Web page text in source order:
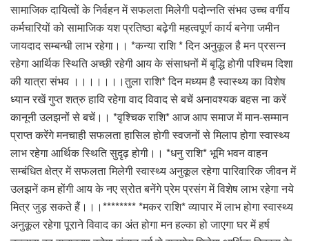
सामाजिक दायित्वों के निर्वहन में सफलता मिलेगी पदोन्नति संभव उच्च वर्गीय
कर्मचारियों को सामाजिक यश प्रतिष्ठा बढ़ेगी महत्वपूर्ण कार्य बनेगा जमीन
जायदाद सम्बन्धी लाभ रहेगा।। *कन्या राशि * दिन अनुकूल है मन प्रसन्न
रहेगा आर्थिक स्थिति अच्छी रहेगी आय के संसाधनों में बृद्धि होगी पश्चिम दिशा
की यात्रा संभव ।।।।।।।तुला राशि* दिन मध्यम है स्वास्थ्य का विशेष
ध्यान रखें गुप्त शत्रु हावि रहेगा वाद विवाद से बचें अनावश्यक बहस ना करें
कानूनी उलझनों से बचें।। *वृश्चिक राशि* आज आप समाज में मान-सम्मान
प्राप्त करेंगे मनचाही सफलता हासिल होगी स्वजनों से मिलाप होगा स्वास्थ्य
लाभ रहेगा आर्थिक स्थिति सुदृढ़ होगी।। *धनु राशि* भूमि भवन वाहन
सम्बंधित क्षेत्र में सफलता मिलेगी स्वास्थ्य अनुकूल रहेगा पारिवारिक जीवन में
उलझनें कम होंगी आय के नए स्रोत बनेंगे प्रेम प्रसंग में विशेष लाभ रहेगा नये
मित्र जुड़ सकते हैं।।।******** *मकर राशि* व्यापार में लाभ होगा स्वास्थ्य
अनुकूल रहेगा पूराने विवाद का अंत होगा मन हल्का हो जाएगा घर में हर्ष